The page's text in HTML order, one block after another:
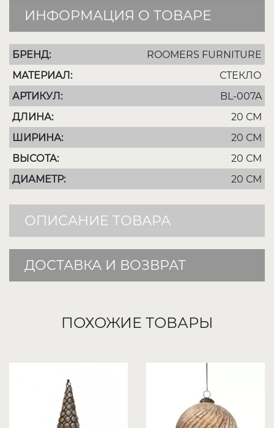
ИНФОРМАЦИЯ О ТОВАРЕ
БРЕНД:
ROOMERS FURNITURE
МАТЕРИАЛ:
СТЕКЛО
АРТИКУЛ:
BL-007A
ДЛИНА:
20 СМ
ШИРИНА:
20 СМ
ВЫСОТА:
20 СМ
ДИАМЕТР:
20 СМ
ОПИСАНИЕ ТОВАРА
ДОСТАВКА И ВОЗВРАТ
ПОХОЖИЕ ТОВАРЫ